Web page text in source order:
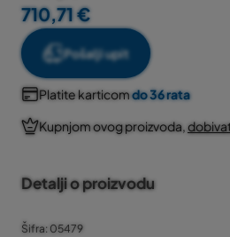
710,71 €
Pošalji upit
Platite karticomdo 36 rata
Kupnjom ovog proizvoda,
Detalji o proizvodu
Šifra: 05479